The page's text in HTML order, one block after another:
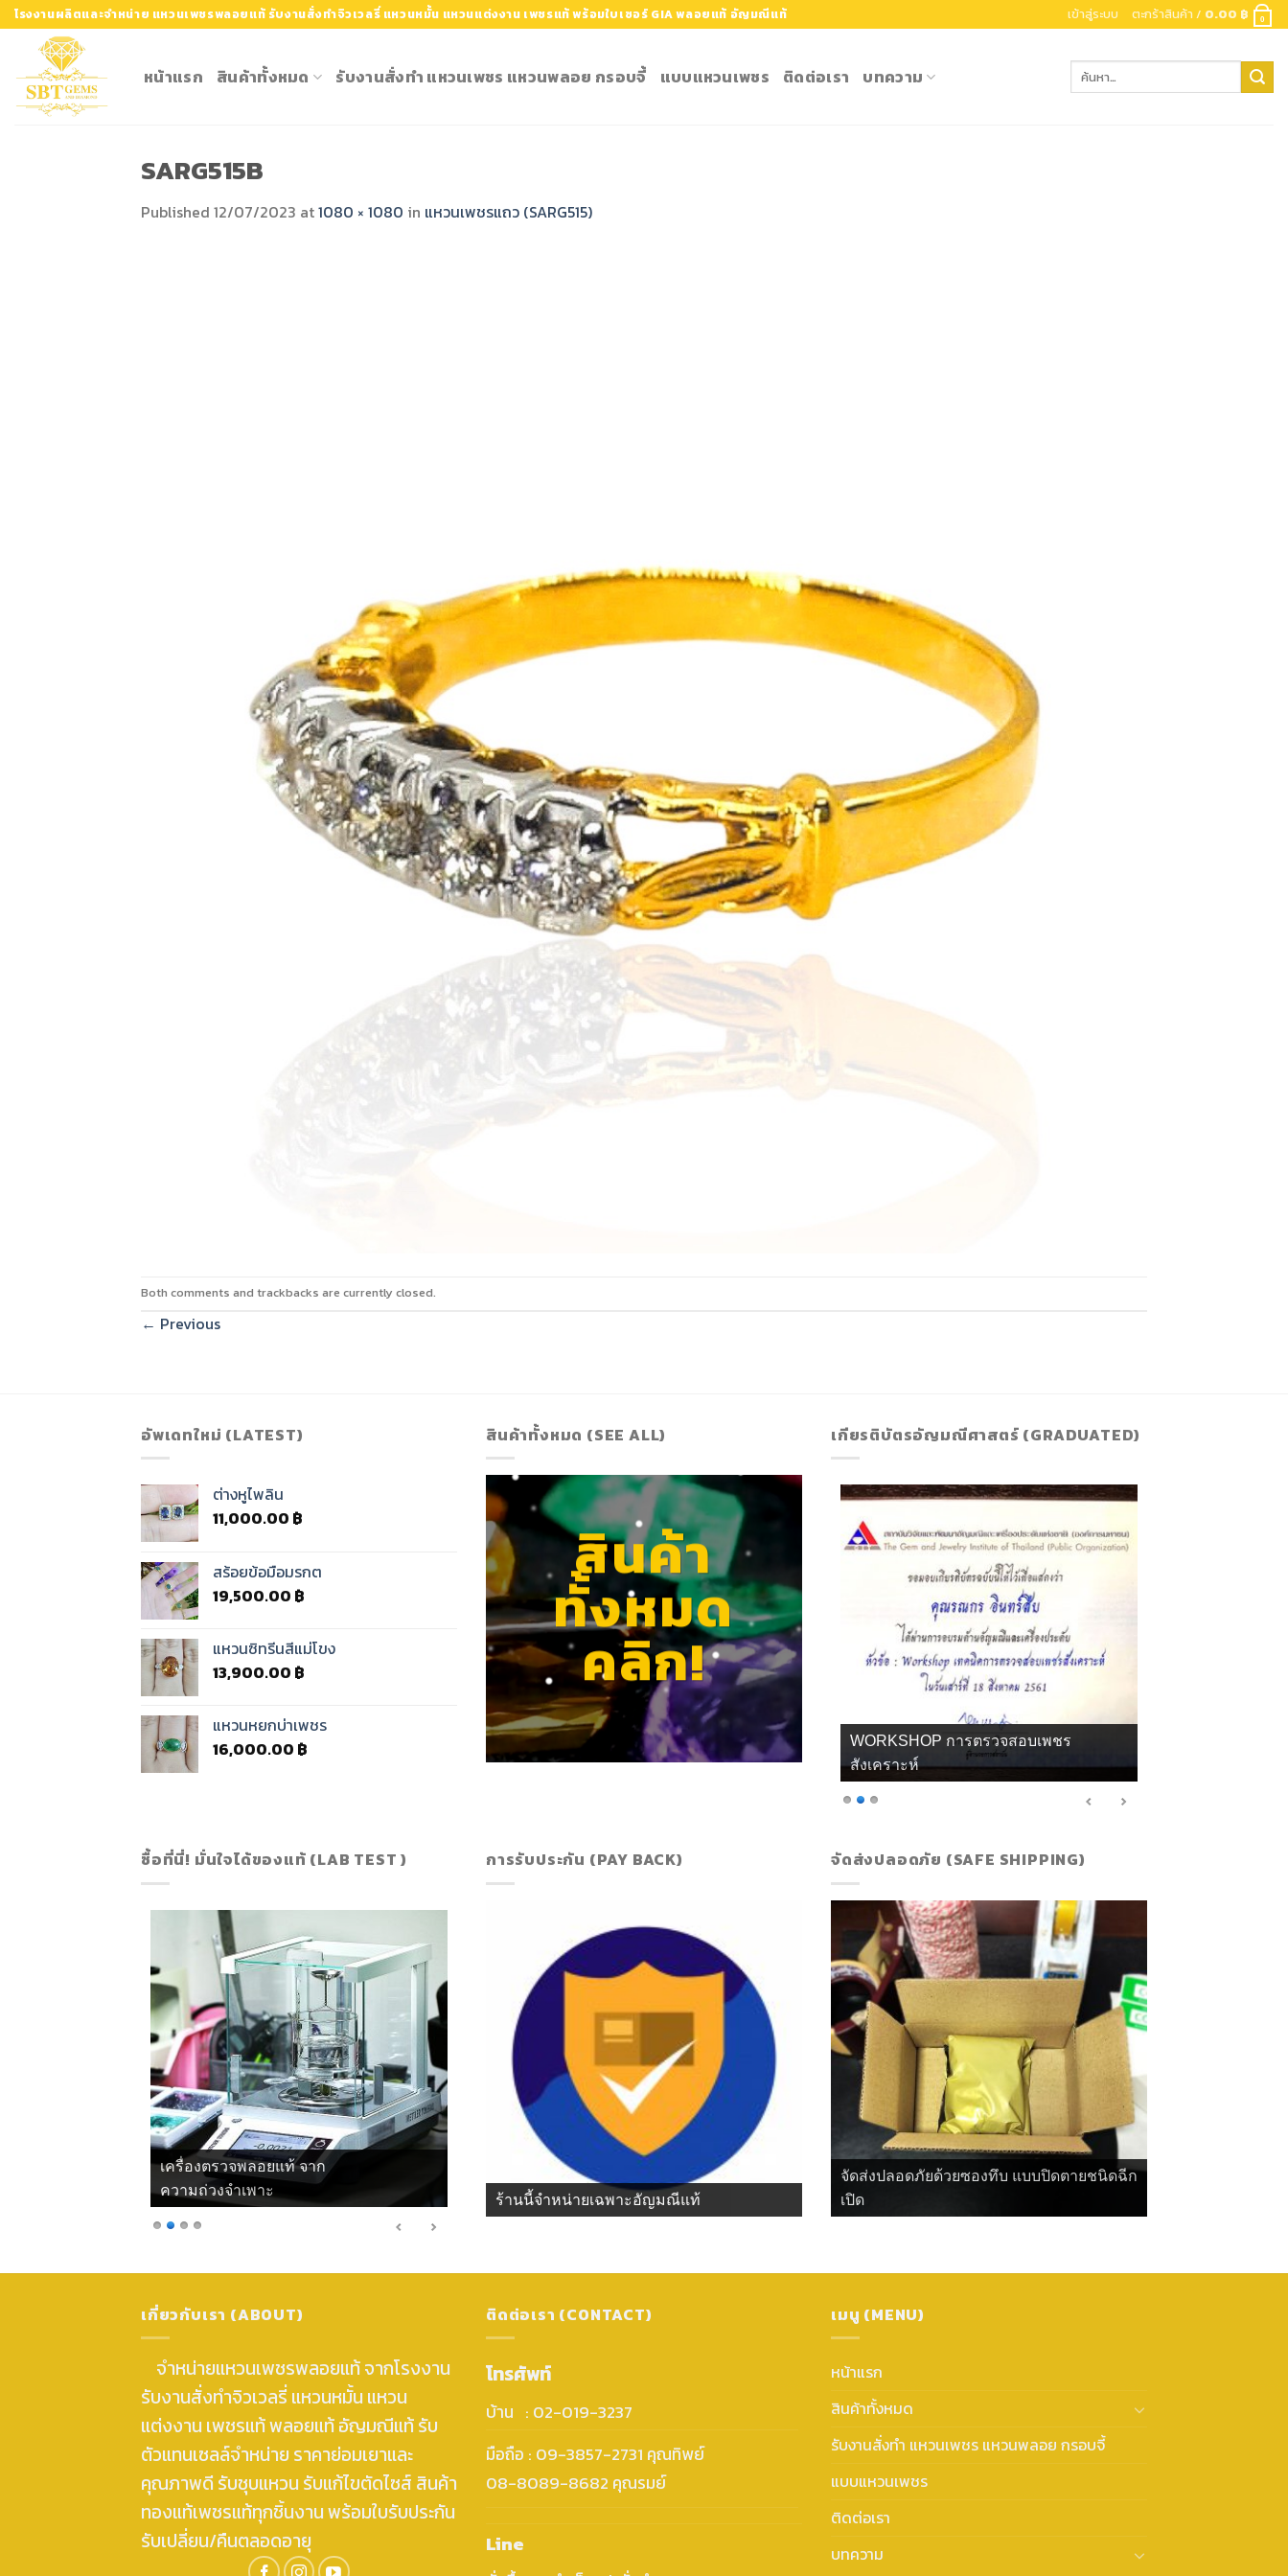
Skip
to
content
โรงงานผลิตและจำหน่าย แหวนเพชรพลอยแท้ รับงานสั่งทำจิวเวลรี่ แหวนหมั้น แหวนแต่งงาน เพชรแท้ พร้อมใบเซอร์ GIA พลอยแท้ อัญมณีแท้ เข้าสู่ระบบ ตะกร้าสินค้า / 0.00 ฿ 0
หน้าแรก สินค้าทั้งหมด รับงานสั่งทำ แหวนเพชร แหวนพลอย กรอบจี้ แบบแหวนเพชร ติดต่อเรา บทความ ค้นหา:
SARG515B
Published 12/07/2023 at1080 × 1080 in แหวนเพชรแถว (SARG515)
Both comments and trackbacks are currently closed.
← Previous
อัพเดทใหม่ (LATEST)
ต่างหูไพลิน
11,000.00 ฿
สร้อยข้อมือมรกต
19,500.00 ฿
แหวนซิทรีนสีแม่โขง
13,900.00 ฿
แหวนหยกบ่าเพชร
16,000.00 ฿
สินค้าทั้งหมด (SEE ALL)
สินค้า
ทั้งหมด
คลิก!
เกียรติบัตรอัญมณีศาสตร์ (GRADUATED)
WORKSHOP การตรวจสอบเพชร
สังเคราะห์
ซื้อที่นี่! มั่นใจได้ของแท้ (LAB TEST )
เครื่องตรวจพลอยแท้ จาก
ความถ่วงจำเพาะ
การรับประกัน (PAY BACK)
ร้านนี้จำหน่ายเฉพาะอัญมณีแท้
จัดส่งปลอดภัย (SAFE SHIPPING)
จัดส่งปลอดภัยด้วยซองทึบ แบบปิดตายชนิดฉีก
เปิด
เกี่ยวกับเรา (ABOUT)
จำหน่ายแหวนเพชรพลอยแท้ จากโรงงาน
รับงานสั่งทำจิวเวลรี่ แหวนหมั้น แหวน
แต่งงาน เพชรแท้ พลอยแท้ อัญมณีแท้ รับ
ตัวแทนเซลล์จำหน่าย ราคาย่อมเยาและ
คุณภาพดี รับชุบแหวน รับแก้ไขตัดไซส์ สินค้า
ทองแท้เพชรแท้ทุกชิ้นงาน พร้อมใบรับประกัน
รับเปลี่ยน/คืนตลอดอายุ
ติดต่อเรา (CONTACT)
โทรศัพท์
บ้าน : 02-019-3237
มือถือ : 09-3857-2731 คุณทิพย์
08-8089-8682 คุณรมย์
Line
เมนู (MENU)
หน้าแรก
สินค้าทั้งหมด
รับงานสั่งทำ แหวนเพชร แหวนพลอย กรอบจี้
แบบแหวนเพชร
ติดต่อเรา
บทความ